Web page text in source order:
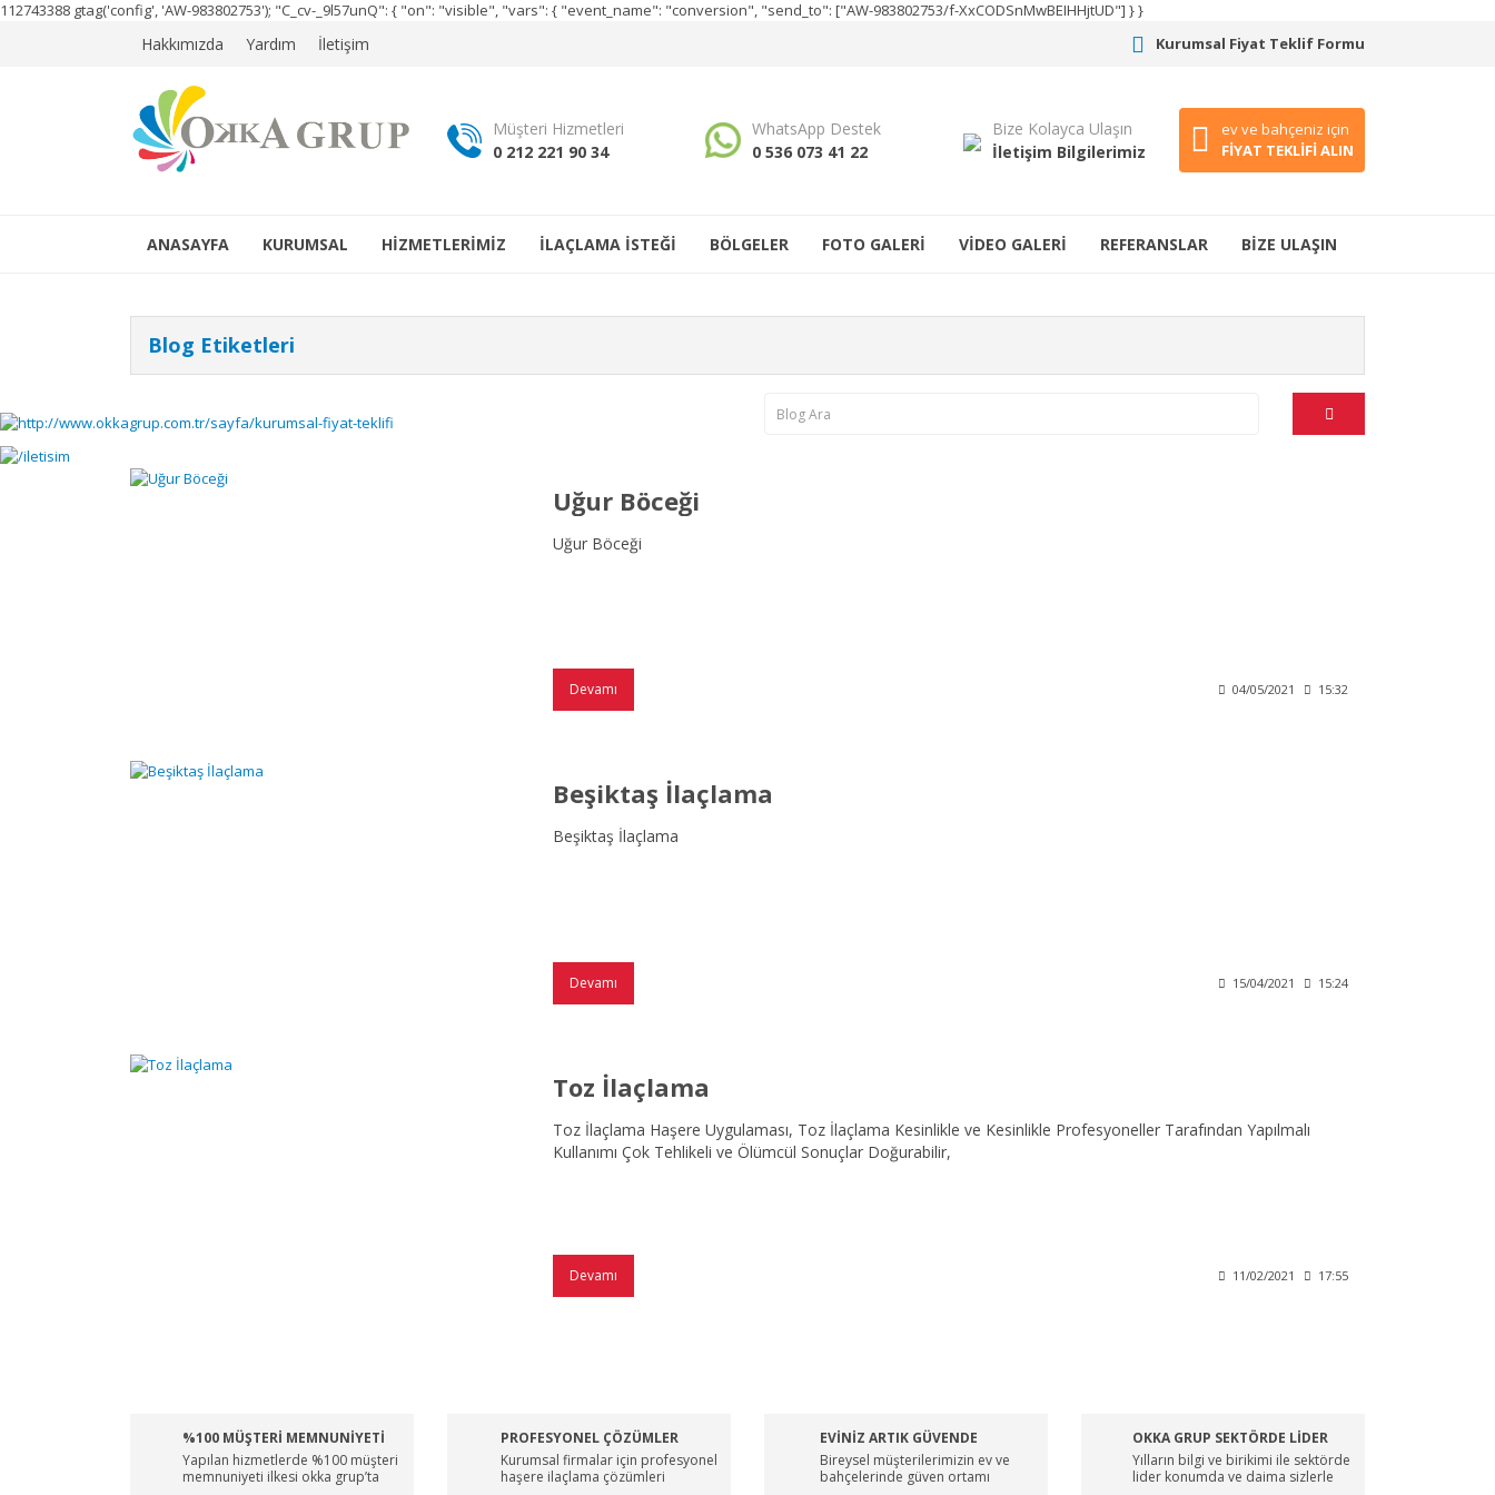
112743388 gtag('config', 'AW-983802753'); "C_cv-_9l57unQ": { "on": "visible", "vars": { "event_name": "conversion", "send_to": ["AW-983802753/f-XxCODSnMwBEIHHjtUD"] } }
Hakkımızda Yardım İletişim Kurumsal Fiyat Teklif Formu
Müşteri Hizmetleri
0 212 221 90 34
WhatsApp Destek
0 536 073 41 22
Bize Kolayca Ulaşın
İletişim Bilgilerimiz
ev ve bahçeniz için
FİYAT TEKLİFİ ALIN
ANASAYFA KURUMSAL HİZMETLERİMİZ İLAÇLAMA İSTEĞİ BÖLGELER FOTO GALERİ VİDEO GALERİ REFERANSLAR BİZE ULAŞIN
Blog Etiketleri
Uğur Böceği
Uğur Böceği
Devamı 04/05/2021 15:32
Beşiktaş İlaçlama
Beşiktaş İlaçlama
Devamı 15/04/2021 15:24
Toz İlaçlama
Toz İlaçlama Haşere Uygulaması, Toz İlaçlama Kesinlikle ve Kesinlikle Profesyoneller Tarafından Yapılmalı
Kullanımı Çok Tehlikeli ve Ölümcül Sonuçlar Doğurabilir,
Devamı 11/02/2021 17:55
%100 MÜŞTERİ MEMNUNİYETİ
Yapılan hizmetlerde %100 müşteri
memnuniyeti ilkesi okka grup’ta
PROFESYONEL ÇÖZÜMLER
Kurumsal firmalar için profesyonel
haşere ilaçlama çözümleri
EVİNİZ ARTIK GÜVENDE
Bireysel müşterilerimizin ev ve
bahçelerinde güven ortamı
OKKA GRUP SEKTÖRDE LİDER
Yılların bilgi ve birikimi ile sektörde
lider konumda ve daima sizlerle